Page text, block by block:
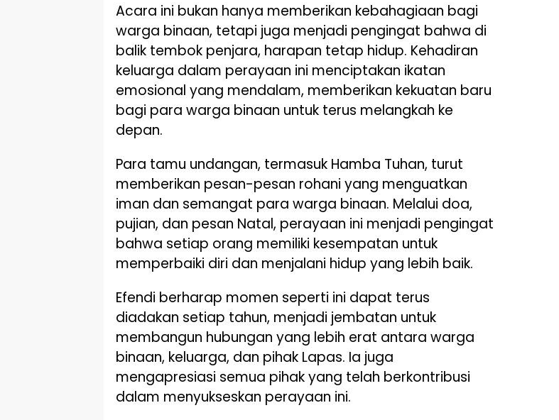
Acara ini bukan hanya memberikan kebahagiaan bagi
warga binaan, tetapi juga menjadi pengingat bahwa di
balik tembok penjara, harapan tetap hidup. Kehadiran
keluarga dalam perayaan ini menciptakan ikatan
emosional yang mendalam, memberikan kekuatan baru
bagi para warga binaan untuk terus melangkah ke
depan.
Para tamu undangan, termasuk Hamba Tuhan, turut
memberikan pesan-pesan rohani yang menguatkan
iman dan semangat para warga binaan. Melalui doa,
pujian, dan pesan Natal, perayaan ini menjadi pengingat
bahwa setiap orang memiliki kesempatan untuk
memperbaiki diri dan menjalani hidup yang lebih baik.
Efendi berharap momen seperti ini dapat terus
diadakan setiap tahun, menjadi jembatan untuk
membangun hubungan yang lebih erat antara warga
binaan, keluarga, dan pihak Lapas. Ia juga
mengapresiasi semua pihak yang telah berkontribusi
dalam menyukseskan perayaan ini.